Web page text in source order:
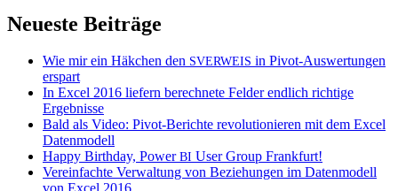
Neueste Beiträge
Wie mir ein Häkchen den SVERWEIS in Pivot-Auswertungen
erspart
In Excel 2016 liefern berechnete Felder endlich richtige
Ergebnisse
Bald als Video: Pivot-Berichte revolutionieren mit dem Excel
Datenmodell
Happy Birthday, PowerBI User Group Frankfurt!
Vereinfachte Verwaltung von Beziehungen im Datenmodell